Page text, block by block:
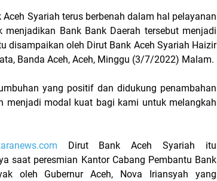
Aceh Syariah terus berbenah dalam hal pelayanan
Bank Bank Daerah tersebut menjadi
disampaikan oleh Dirut Bank Aceh Syariah Haizir
Banda Aceh, Aceh, Minggu (3/7/2022) Malam.
yang positif dan didukung penambahan
menjadi modal kuat bagi kami untuk melangkah
Dirut Bank Aceh Syariah itu
saat peresmian Kantor Cabang Pembantu Bank
oleh Gubernur Aceh, Nova Iriansyah yang